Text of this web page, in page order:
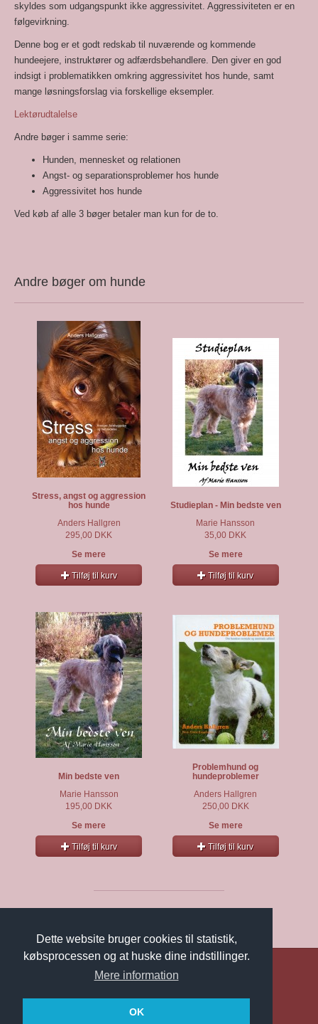
Dette website bruger cookies til statistik,
købsprocessen og at huske dine indstillinger.
Mere information
OK
skyldes som udgangspunkt ikke aggressivitet. Aggressiviteten er en
følgevirkning.
Denne bog er et godt redskab til nuværende og kommende
hundeejere, instruktører og adfærdsbehandlere. Den giver en god
indsigt i problematikken omkring aggressivitet hos hunde, samt
mange løsningsforslag via forskellige eksempler.
Lektørudtalelse
Andre bøger i samme serie:
Hunden, mennesket og relationen
Angst- og separationsproblemer hos hunde
Aggressivitet hos hunde
Ved køb af alle 3 bøger betaler man kun for de to.
Andre bøger om hunde
Stress, angst og aggression
hos hunde
Anders Hallgren
295,00 DKK
Se mere
Tilføj til kurv
Studieplan - Min bedste ven
Marie Hansson
35,00 DKK
Se mere
Tilføj til kurv
Min bedste ven
Marie Hansson
195,00 DKK
Se mere
Tilføj til kurv
Problemhund og
hundeproblemer
Anders Hallgren
250,00 DKK
Se mere
Tilføj til kurv
Vi tager imod Dankort, VISA, Mastercard, JCB og Maestro.
Forlaget Tro-fast ApS· Bellisvej 8 · 9970 Strandby
Tlf: 61 79 25 06 · CVR 64839713